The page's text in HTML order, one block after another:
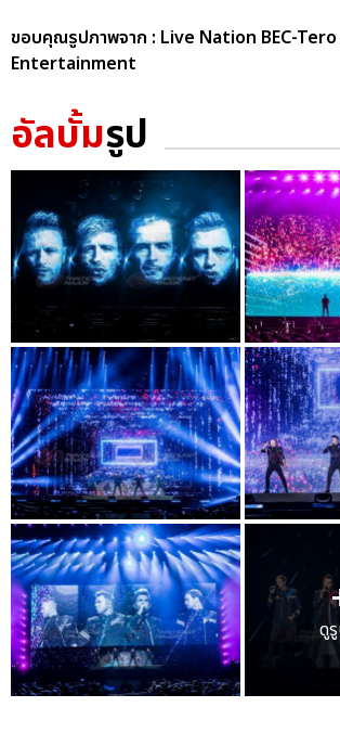
ขอบคุณรูปภาพจาก : Live Nation BEC-
Entertainment
อัลบั้มรูป
ดู